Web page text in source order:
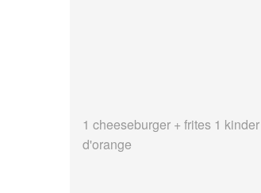
1 cheeseburger + frites 1
d'orange